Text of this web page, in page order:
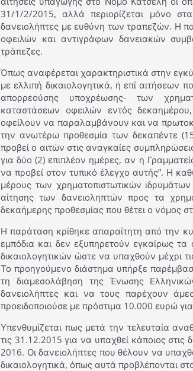
31/1/2/2015, αλλά περιορίζεται μόνο
δανειολήπτες με ευθύνη των τραπεζών. Η
οφειλών και αντιγράφων δανειακών
τράπεζες.
Όπως αναφέρεται χαρακτηριστικά στην
με ελλιπή δικαιολογητικά, ή επί
απορρεούσης υποχρέωσης- των
καταστάσεων οφειλών εντός
οφείλουν να παραλαμβάνουν και να
την ανωτέρω προθεσμία των δεκαπέντε
προβεί ο αιτών στις αναγκαίες
για δύο (2) επιπλέον ημέρες, αν η
να προβεί στον τυπικό έλεγχο αυτής”. Η
μέρους των χρηματοπιστωτικών
αίτησης των δανειοληπτών προς τα
δεκαήμερης προθεσμίας που θέτει ο νόμος
Η παράταση κρίθηκε απαραίτητη από την
εμπόδια και δεν εξυπηρετούν εγκαίρως
δικαιολογητικών ώστε να υπαχθούν μέχρι
Το προηγούμενο διάστημα υπήρξε
τη διαμεσολάβηση της Ένωσης
δανειολήπτες και να τους παρέχουν
προειδοποιούσε με πρόστιμα 10.000 ευρώ
Υπενθυμίζεται πως μετά την τελευταία
τις 31.12.2015 για να υπαχθεί κάποιος στις
2016. Οι δανειολήπτες που θέλουν να
δικαιολογητικά, όπως αυτά προβλέπονται